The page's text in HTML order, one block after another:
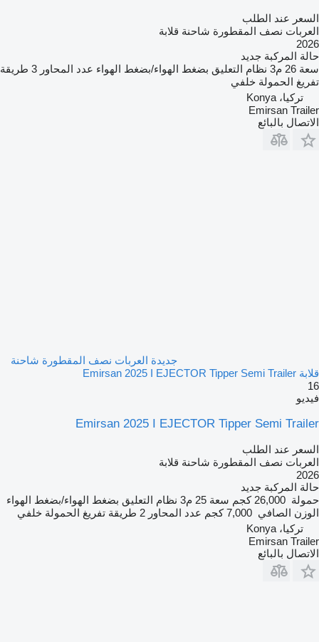
السعر عند الطلب
العربات نصف المقطورة شاحنة قلابة
2026
حالة المركبة جديد
سعة 26 م3 نظام التعليق بضغط الهواء/بضغط الهواء عدد المحاور 3 طريقة
تفريغ الحمولة خلفي
تركيا، Konya
Emirsan Trailer
الاتصال بالبائع
جديدة العربات نصف المقطورة شاحنة
قلابة Emirsan 2025 I EJECTOR Tipper Semi Trailer
16
فيديو
Emirsan 2025 I EJECTOR Tipper Semi Trailer
السعر عند الطلب
العربات نصف المقطورة شاحنة قلابة
2026
حالة المركبة جديد
حمولة 26,000 كجم سعة 25 م3 نظام التعليق بضغط الهواء/بضغط الهواء
الوزن الصافي 7,000 كجم عدد المحاور 2 طريقة تفريغ الحمولة خلفي
تركيا، Konya
Emirsan Trailer
الاتصال بالبائع